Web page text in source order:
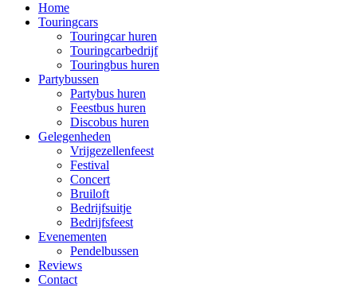
Home
Touringcars
Touringcar huren
Touringcarbedrijf
Touringbus huren
Partybussen
Partybus huren
Feestbus huren
Discobus huren
Gelegenheden
Vrijgezellenfeest
Festival
Concert
Bruiloft
Bedrijfsuitje
Bedrijfsfeest
Evenementen
Pendelbussen
Reviews
Contact